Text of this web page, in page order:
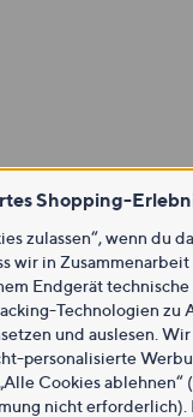
Shopping-
zulassen“, wenn du
wir in
Endgerät
Technologien zu
und auslesen.
personalisierte
Cookies ablehnen“
nicht erforderlich).